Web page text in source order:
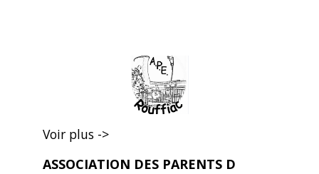
Voir plus ->
ASSOCIATION DES PARENTS D